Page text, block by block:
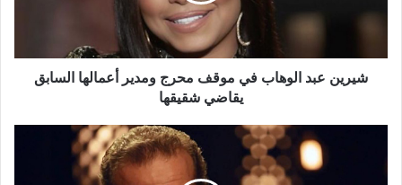
ومدير
السابق
يقاضيشيرين عبد الوهاب في موقف محرج ومدير أعمالها السابق
يقاضي شقيقها